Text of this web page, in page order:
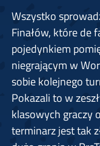
Wszystko
Finałów, które de
pojedynkiem
niegrającym w
sobie kolejnego
Pokazali to w
klasowych graczy
terminarz jest tak